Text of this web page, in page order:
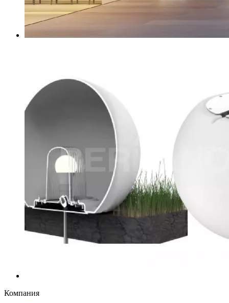
Компания